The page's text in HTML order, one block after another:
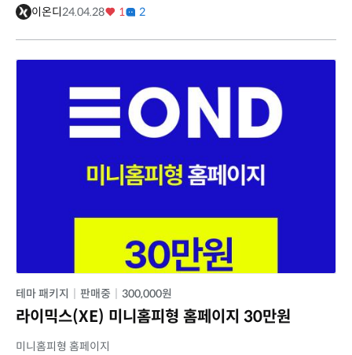
이온디24.04.28 1 2
테마 패키지 판매중 300,000원
라이믹스(XE) 미니홈피형 홈페이지 30만원
미니홈피형 홈페이지